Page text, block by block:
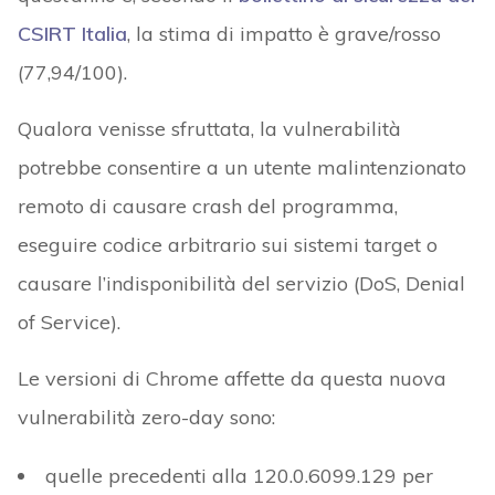
CSIRT Italia, la stima di impatto è grave/rosso
(77,94/100).
Qualora venisse sfruttata, la vulnerabilità
potrebbe consentire a un utente malintenzionato
remoto di causare crash del programma,
eseguire codice arbitrario sui sistemi target o
causare l’indisponibilità del servizio (DoS, Denial
of Service).
Le versioni di Chrome affette da questa nuova
vulnerabilità zero-day sono:
quelle precedenti alla 120.0.6099.129 per